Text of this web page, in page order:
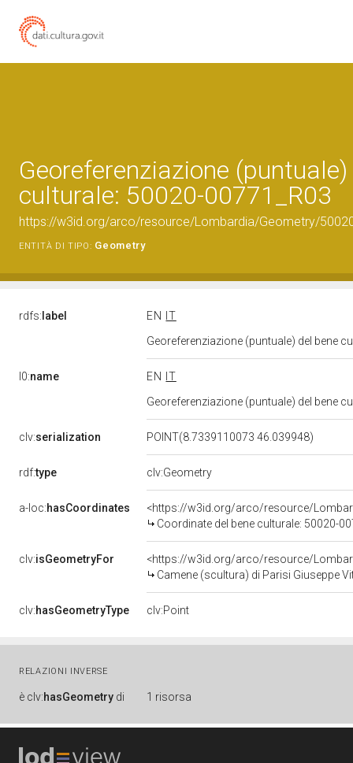
Georeferenziazione
culturale: 50020-00771_R03
https://w3id.org/arco/resource/Lombardia/Geometry/
ENTITÀ DI TIPO: Geometry
rdfs: label EN
IT
Georeferenziazione (puntuale) del bene
l0:name EN
IT
Georeferenziazione (puntuale) del bene
clv:serialization POINT(8.7339110073 46.039948)
rdf:type clv:Geometry
a-loc:hasCoordinates
<https://w3id.org/arco/resource/
Coordinate del bene culturale: 50020-
clv:isGeometryFor
<https://w3id.org/arco/resource/
Camene (scultura) di Parisi Giuseppe
clv:hasGeometryType clv:Point
RELAZIONI INVERSE
è clv:hasGeometry di 1 risorsa